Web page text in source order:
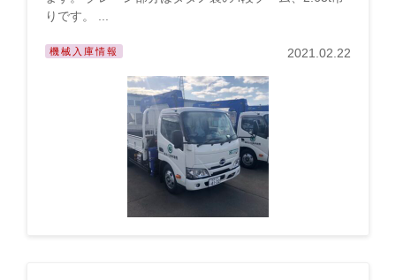
りです。 ...
機械入庫情報 2021.02.22